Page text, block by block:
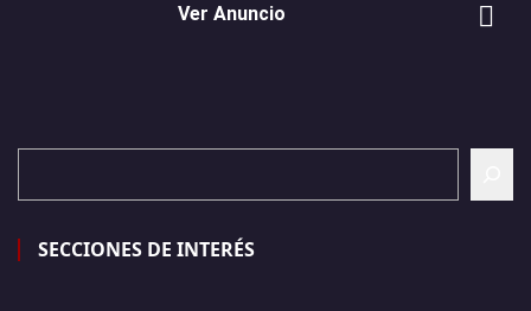
Ver Anuncio
SECCIONES DE INTERÉS